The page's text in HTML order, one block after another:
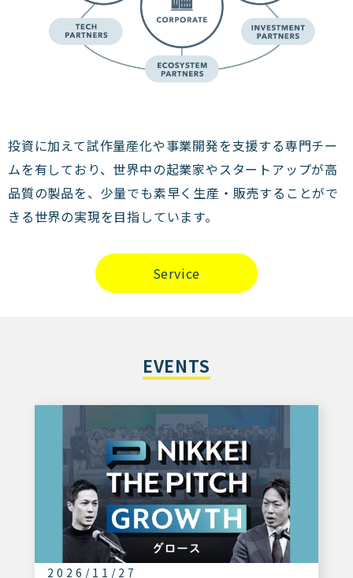
投資に加えて試作量産化や事業開発を支援する専門チー
ムを有しており、世界中の起業家やスタートアップが高
品質の製品を、少量でも素早く生産・販売することがで
きる世界の実現を目指しています。
Service
EVENTS
2026/11/27